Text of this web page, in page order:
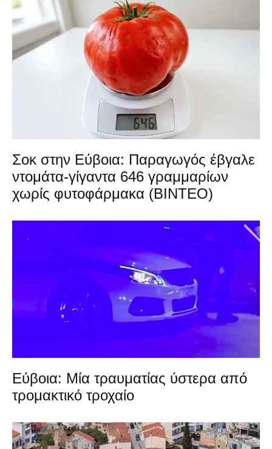
Σοκ στην Εύβοια: Παραγωγός έβγαλε
ντομάτα-γίγαντα 646 γραμμαρίων
χωρίς φυτοφάρμακα (ΒΙΝΤΕΟ)
Εύβοια: Μία τραυματίας ύστερα από
τρομακτικό τροχαίο